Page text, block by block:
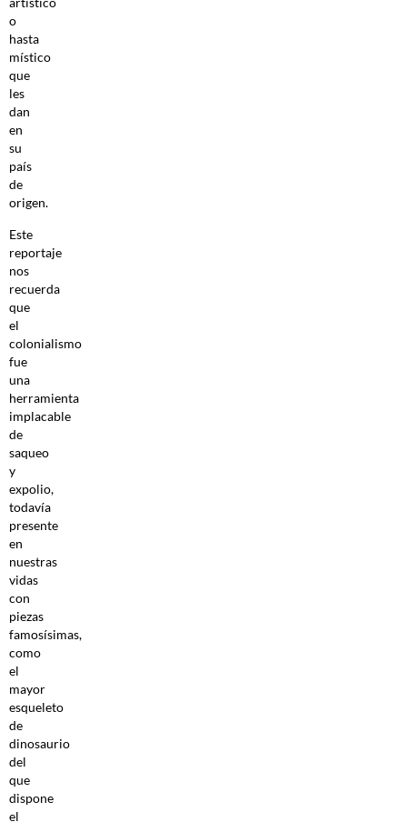
o
hasta
místico
que
les
dan
en
su
país
de
origen.
Este
reportaje
nos
recuerda
que
el
colonialismo
fue
una
herramienta
implacable
de
saqueo
y
expolio,
todavía
presente
en
nuestras
vidas
con
piezas
famosísimas,
como
el
mayor
esqueleto
de
dinosaurio
del
que
dispone
el